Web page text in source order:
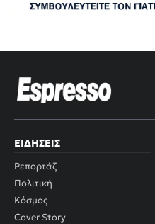
ΕΙΔΉΣΕΙΣ
Ρεπορτάζ
Πολιτική
Κόσμος
Cover Story